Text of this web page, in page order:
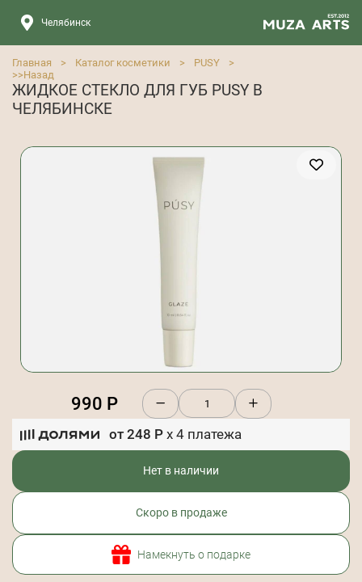
Челябинск
Главная > Каталог косметики > PUSY
>
>>Назад
ЖИДКОЕ СТЕКЛО ДЛЯ ГУБ PUSY В
ЧЕЛЯБИНСКЕ
990 Р
от 248 Р x 4 платежа
Нет в наличии
Скоро в продаже
Намекнуть о подарке